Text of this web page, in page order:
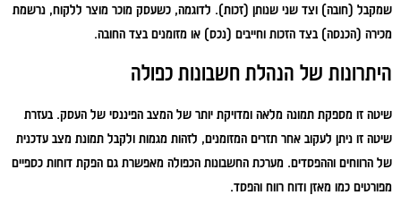
שמקבל (חובה) וצד שני שנותן (זכות). לדוגמה, כשעסק מוכר מוצר ללקוח, נרשמת
מכירה (הכנסה) בצד הזכות וחייבים (נכס) או מזומנים בצד החובה.
היתרונות של הנהלת חשבונות כפולה
שיטה זו מספקת תמונה מלאה ומדויקת יותר של המצב הפיננסי של העסק. בעזרת
שיטה זו ניתן לעקוב אחר תזרים המזומנים, לזהות מגמות ולקבל תמונת מצב עדכנית
של הרווחים וההפסדים. מערכת החשבונות הכפולה מאפשרת גם הפקת דוחות כספיים
מפורטים כמו מאזן ודוח רווח והפסד.